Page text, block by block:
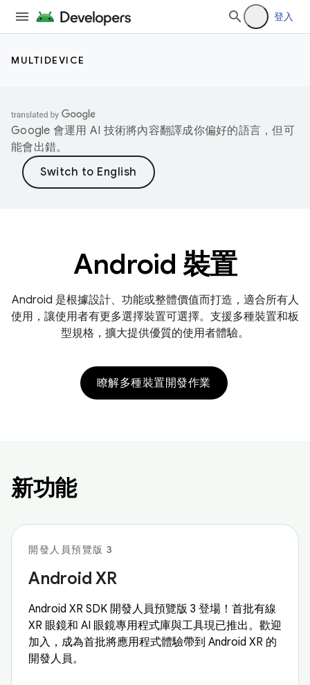
登入
MULTIDEVICE
Google 會運用 AI 技術將內容翻譯成你偏好的語言，但可
能會出錯。
Android 裝置
Android 是根據設計、功能或整體價值而打造，適合所有人
使用，讓使用者有更多選擇裝置可選擇。支援多種裝置和板
型規格，擴大提供優質的使用者體驗。
瞭解多種裝置開發作業
新功能
開發人員預覽版 3
Android XR
Android XR SDK 開發人員預覽版 3 登場！首批有線
XR 眼鏡和 AI 眼鏡專用程式庫與工具現已推出。歡迎
加入，成為首批將應用程式體驗帶到 Android XR 的
開發人員。